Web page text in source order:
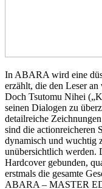
In ABARA wird eine
erzählt, die den Leser
Doch Tsutomu Nihei
seinen Dialogen zu
detailreiche
sind die actionreicheren
dynamisch und wuchtig
unübersichtlich werden.
Hardcover gebunden,
erstmals die gesamte
ABARA – MASTER